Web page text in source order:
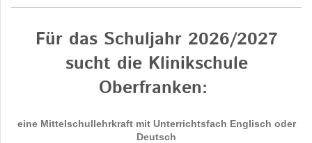
Für das Schuljahr 2026/2027
sucht die Klinikschule
Oberfranken:
eine Mittelschullehrkraft mit Unterrichtsfach Englisch oder
Deutsch